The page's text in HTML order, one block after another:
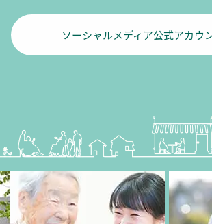
ソーシャルメディア公式アカウ